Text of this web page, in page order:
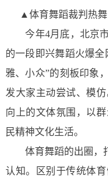
▲体育舞蹈裁判热舞
今年4月底，北京市
的一段即兴舞蹈火爆
雅、小众”的刻板印象
发大家主动尝试、模
向上的文体氛围，以
民精神文化生活。
体育舞蹈的出圈，打
认知。区别于传统体